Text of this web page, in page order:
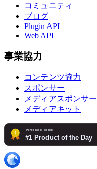
コミュニティ
ブログ
Plugin API
Web API
事業協力
コンテンツ協力
スポンサー
メディアスポンサー
メディアキット